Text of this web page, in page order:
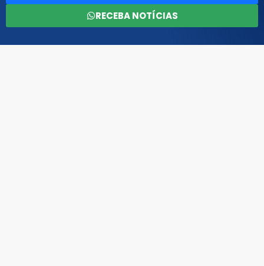
RECEBA NOTÍCIAS